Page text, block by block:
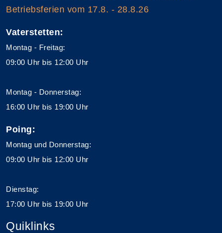
Betriebsferien vom 17.8. - 28.8.26
Vaterstetten:
Montag - Freitag:
09:00 Uhr bis 12:00 Uhr
Montag - Donnerstag:
16:00 Uhr bis 19:00 Uhr
Poing:
Montag und Donnerstag:
09:00 Uhr bis 12:00 Uhr
Dienstag:
17:00 Uhr bis 19:00 Uhr
Quiklinks